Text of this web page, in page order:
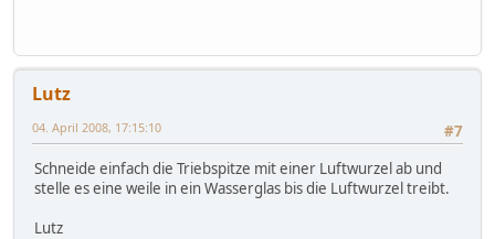
Lutz
#7
04. April 2008, 17:15:10
Schneide einfach die Triebspitze mit einer Luftwurzel ab und
stelle es eine weile in ein Wasserglas bis die Luftwurzel treibt.
Lutz